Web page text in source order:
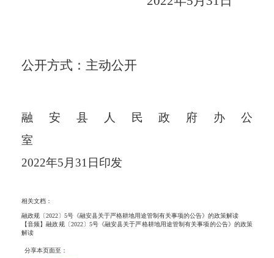
公开方式 ：主动公开
融安县人民政府办公
室
2022年5 月 31 日 印发
相关文档：
融政规〔2022〕5号《融安县关于严格耕地用途管制有关事项的公告》的政策解读
【音频】融政规〔2022〕5号《融安县关于严格耕地用途管制有关事项的公告》的政策
解读
分享本页面至：